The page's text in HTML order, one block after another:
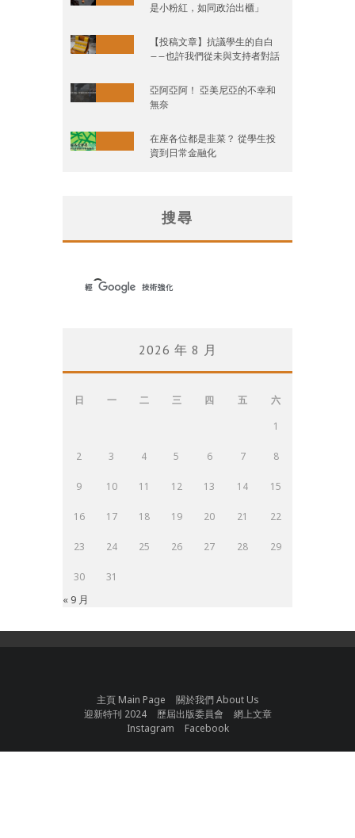
是小粉紅，如同政治出櫃」
【投稿文章】抗議學生的自白
——也許我們從未與支持者對話
亞阿亞阿！ 亞美尼亞的不幸和
無奈
在座各位都是韭菜？ 從學生投
資到日常金融化
搜尋
2026 年 8 月
日 一 二 三 四 五
六
1
2 3 4 5 6 7 8
9 10 11 12 13 14 15
16 17 18 19 20 21 22
23 24 25 26 27 28 29
30 31
« 9 月
主頁 Main Page
關於我們 About Us
迎新特刊 2024
歷屆出版委員會
網上文章
Instagram
Facebook